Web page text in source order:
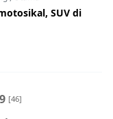
SUV di
[46]